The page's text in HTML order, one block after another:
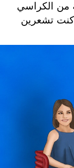
من الكراسي
تشعرين